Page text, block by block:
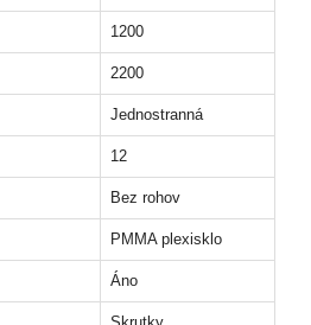
1200
2200
Jednostranná
12
Bez rohov
PMMA plexisklo
Áno